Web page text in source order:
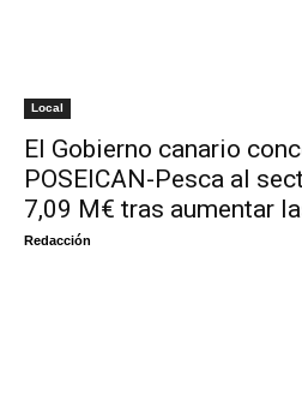
Local
El Gobierno canario
POSEICAN-Pesca al
7,09 M€ tras aumentar
Redacción